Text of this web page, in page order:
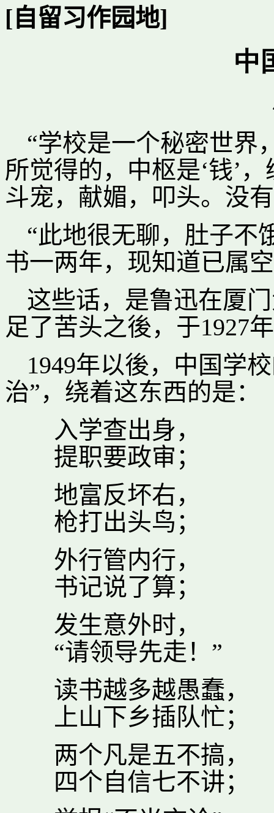
[自留习作园地]
中
“学校是一个秘密世界
所觉得的，中枢是‘钱’
斗宠，献媚，叩头。没
“此地很无聊，肚子不
书一两年，现知道已属
这些话，是鲁迅在厦
足了苦头之後，于1927
1949年以後，中国学
治”，绕着这东西的是：
入学查出身，
提职要政审；
地富反坏右，
枪打出头鸟；
外行管内行，
书记说了算；
发生意外时，
“请领导先走！”
读书越多越愚蠢，
上山下乡插队忙；
两个凡是五不搞，
四个自信七不讲；